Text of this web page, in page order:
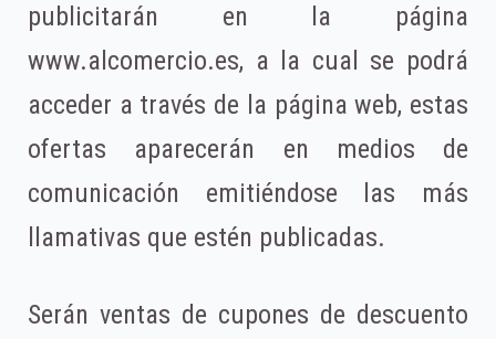
publicitarán en la página
www.alcomercio.es, a la cual se podrá
acceder a través de la página web, estas
ofertas aparecerán en medios de
comunicación emitiéndose las más
llamativas que estén publicadas.
Serán ventas de cupones de descuento